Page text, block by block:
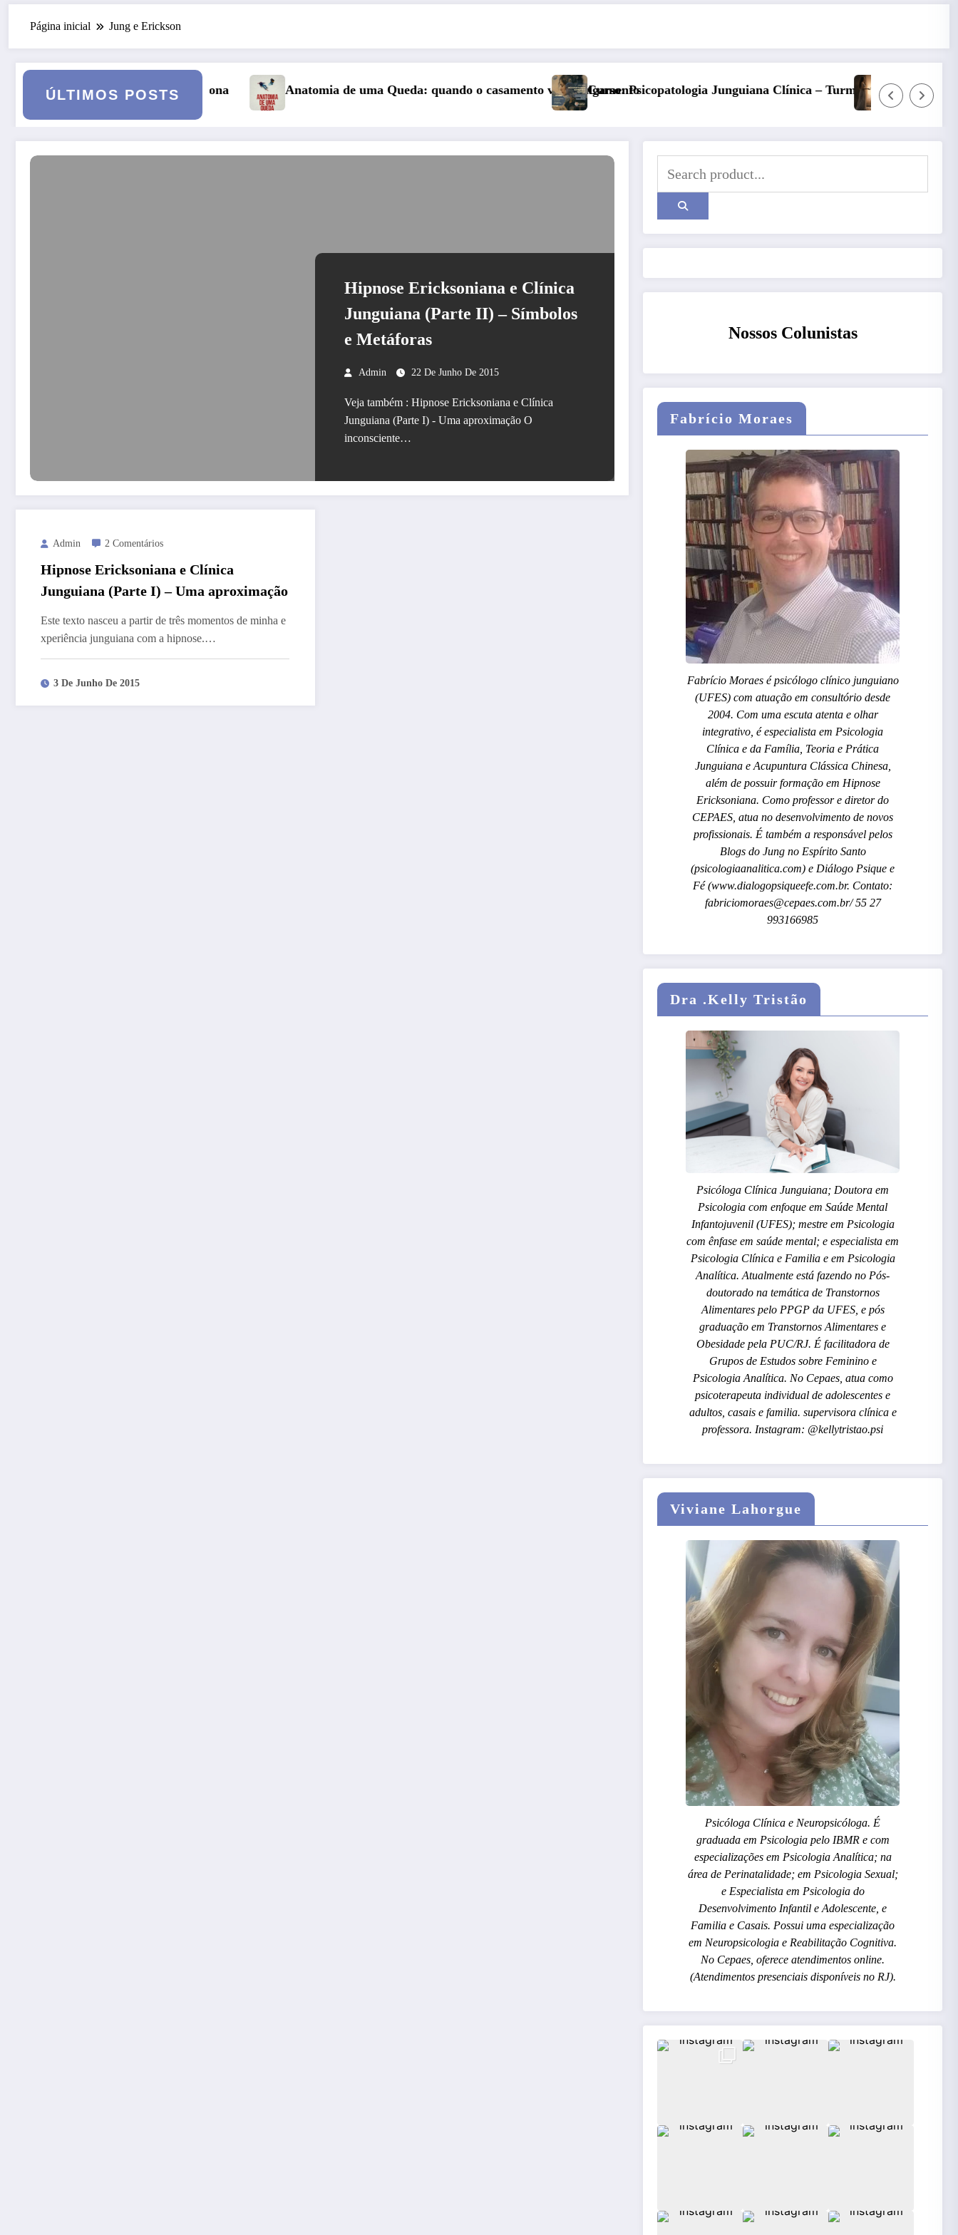
Página inicial Jung e Erickson
ÚLTIMOS POSTS
Anatomia de uma Queda: quando o casamento vai a julgamentoCurso: Psicopatologia Junguiana Clínica – Turma 6 Kore, Deméter e o inverno: a fertilidade das
Hipnose Ericksoniana e Clínica
Junguiana (Parte II) – Símbolos
e Metáforas
Admin 22 De Junho De 2015
Veja também : Hipnose Ericksoniana e Clínica
Junguiana (Parte I) - Uma aproximação O
inconsciente…
Admin 2 Comentários
Hipnose Ericksoniana e Clínica
Junguiana (Parte I) – Uma aproximação
Este texto nasceu a partir de três momentos de minha e
xperiência junguiana com a hipnose.…
3 De Junho De 2015
Nossos Colunistas
Fabrício Moraes
Fabrício Moraes é psicólogo clínico junguiano
(UFES) com atuação em consultório desde
2004. Com uma escuta atenta e olhar
integrativo, é especialista em Psicologia
Clínica e da Família, Teoria e Prática
Junguiana e Acupuntura Clássica Chinesa,
além de possuir formação em Hipnose
Ericksoniana. Como professor e diretor do
CEPAES, atua no desenvolvimento de novos
profissionais. É também a responsável pelos
Blogs do Jung no Espírito Santo
(psicologiaanalitica.com) e Diálogo Psique e
Fé (www.dialogopsiqueefe.com.br. Contato:
fabriciomoraes@cepaes.com.br/ 55 27
993166985
Dra .Kelly Tristão
Psicóloga Clínica Junguiana; Doutora em
Psicologia com enfoque em Saúde Mental
Infantojuvenil (UFES); mestre em Psicologia
com ênfase em saúde mental; e especialista em
Psicologia Clínica e Familia e em Psicologia
Analítica. Atualmente está fazendo no Pós-
doutorado na temática de Transtornos
Alimentares pelo PPGP da UFES, e pós
graduação em Transtornos Alimentares e
Obesidade pela PUC/RJ. É facilitadora de
Grupos de Estudos sobre Feminino e
Psicologia Analítica. No Cepaes, atua como
psicoterapeuta individual de adolescentes e
adultos, casais e familia. supervisora clínica e
professora. Instagram: @kellytristao.psi
Viviane Lahorgue
Psicóloga Clínica e Neuropsicóloga. É
graduada em Psicologia pelo IBMR e com
especializações em Psicologia Analítica; na
área de Perinatalidade; em Psicologia Sexual;
e Especialista em Psicologia do
Desenvolvimento Infantil e Adolescente, e
Familia e Casais. Possui uma especialização
em Neuropsicologia e Reabilitação Cognitiva.
No Cepaes, oferece atendimentos online.
(Atendimentos presenciais disponíveis no RJ).